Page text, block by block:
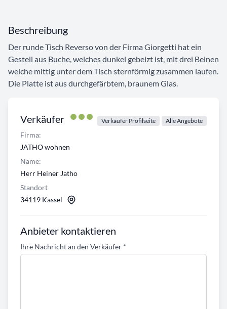
Verkäufer Verkäufer Profilseite Alle Angebote
Firma:
JATHO wohnen
Name:
Herr Heiner Jatho
Standort
34119 Kassel
Anbieter kontaktieren
Ihre Nachricht an den Verkäufer *
Beschreibung
Der runde Tisch Reverso von der Firma Giorgetti hat ein
Gestell aus Buche, welches dunkel gebeizt ist, mit drei Beinen
welche mittig unter dem Tisch sternförmig zusammen laufen.
Die Platte ist aus durchgefärbtem, braunem Glas.